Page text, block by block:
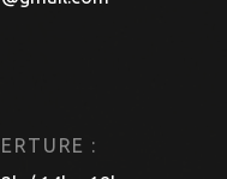
: